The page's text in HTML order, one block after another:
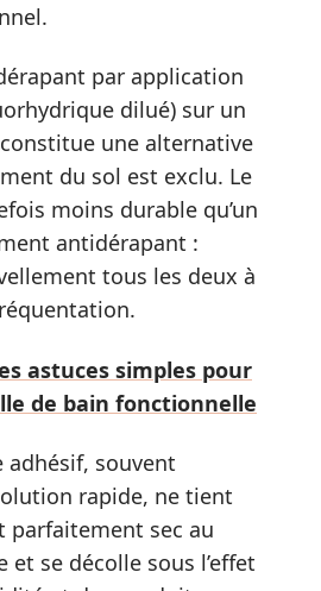
par application
dilué) sur un
une alternative
du sol est exclu. Le
moins durable qu’un
antidérapant :
tous les deux à
astuces simples pour
de bain fonctionnelle
adhésif, souvent
rapide, ne tient
parfaitement sec au
se décolle sous l’effet